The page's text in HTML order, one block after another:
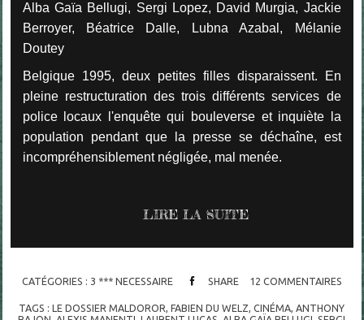
Alba Gaïa Bellugi, Sergi Lopez, David Murgia, Jackie
Berroyer, Béatrice Dalle, Lubna Azabal, Mélanie
Doutey
Belgique 1995, deux petites filles disparaissent. En
pleine restructuration des trois différents services de
police locaux l'enquête qui bouleverse et inquiète la
population pendant que la presse se déchaîne, est
incompréhensiblement négligée, mal menée.
LIRE LA SUITE
CATÉGORIES : 3 *** NECESSAIRE SHARE 12 COMMENTAIRES
TAGS :LE DOSSIER MALDOROR ,FABIEN DU WELZ ,CINÉMA ANTHONY